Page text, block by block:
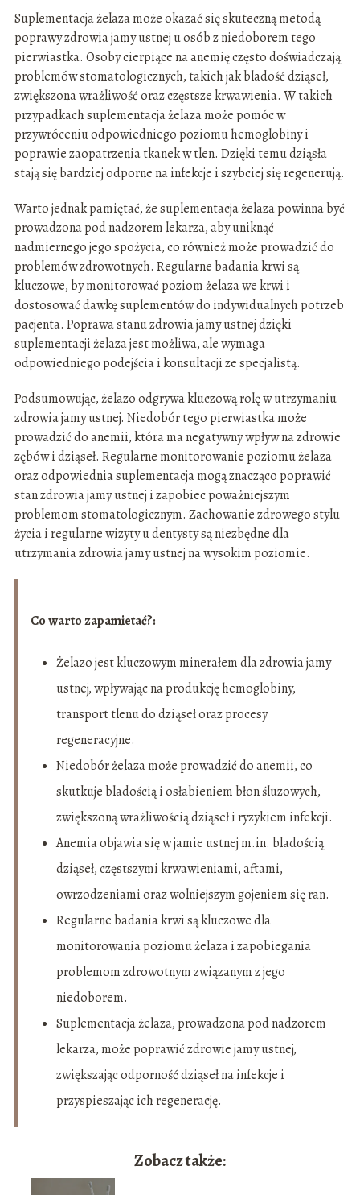
Suplementacja żelaza może okazać się skuteczną metodą
poprawy zdrowia jamy ustnej u osób z niedoborem tego
pierwiastka. Osoby cierpiące na anemię często doświadczają
problemów stomatologicznych, takich jak bladość dziąseł,
zwiększona wrażliwość oraz częstsze krwawienia. W takich
przypadkach suplementacja żelaza może pomóc w
przywróceniu odpowiedniego poziomu hemoglobiny i
poprawie zaopatrzenia tkanek w tlen. Dzięki temu dziąsła
stają się bardziej odporne na infekcje i szybciej się regenerują.
Warto jednak pamiętać, że suplementacja żelaza powinna być
prowadzona pod nadzorem lekarza, aby uniknąć
nadmiernego jego spożycia, co również może prowadzić do
problemów zdrowotnych. Regularne badania krwi są
kluczowe, by monitorować poziom żelaza we krwi i
dostosować dawkę suplementów do indywidualnych potrzeb
pacjenta. Poprawa stanu zdrowia jamy ustnej dzięki
suplementacji żelaza jest możliwa, ale wymaga
odpowiedniego podejścia i konsultacji ze specjalistą.
Podsumowując, żelazo odgrywa kluczową rolę w utrzymaniu
zdrowia jamy ustnej. Niedobór tego pierwiastka może
prowadzić do anemii, która ma negatywny wpływ na zdrowie
zębów i dziąseł. Regularne monitorowanie poziomu żelaza
oraz odpowiednia suplementacja mogą znacząco poprawić
stan zdrowia jamy ustnej i zapobiec poważniejszym
problemom stomatologicznym. Zachowanie zdrowego stylu
życia i regularne wizyty u dentysty są niezbędne dla
utrzymania zdrowia jamy ustnej na wysokim poziomie.
Co warto zapamietać?:
Żelazo jest kluczowym minerałem dla zdrowia jamy
ustnej, wpływając na produkcję hemoglobiny,
transport tlenu do dziąseł oraz procesy
regeneracyjne.
Niedobór żelaza może prowadzić do anemii, co
skutkuje bladością i osłabieniem błon śluzowych,
zwiększoną wrażliwością dziąseł i ryzykiem infekcji.
Anemia objawia się w jamie ustnej m.in. bladością
dziąseł, częstszymi krwawieniami, aftami,
owrzodzeniami oraz wolniejszym gojeniem się ran.
Regularne badania krwi są kluczowe dla
monitorowania poziomu żelaza i zapobiegania
problemom zdrowotnym związanym z jego
niedoborem.
Suplementacja żelaza, prowadzona pod nadzorem
lekarza, może poprawić zdrowie jamy ustnej,
zwiększając odporność dziąseł na infekcje i
przyspieszając ich regenerację.
Zobacz także: